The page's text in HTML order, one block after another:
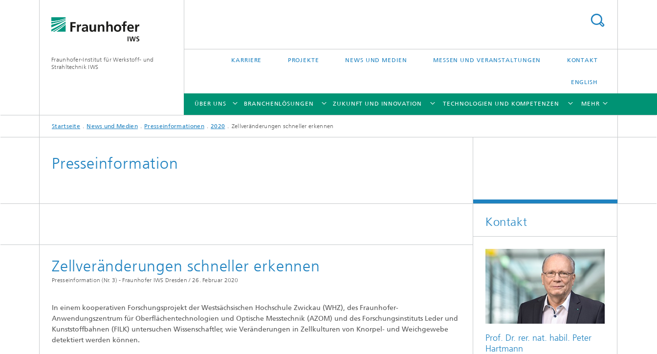
Fraunhofer-Institut für Werkstoff- und
Strahltechnik IWS
KARRIERE PROJEKTE NEWS UND MEDIEN MESSEN UND VERANSTALTUNGEN KONTAKT
ENGLISH
ÜBER UNS
ÜBER UNS
BRANCHENLÖSUNGEN
BRANCHENLÖSUNGEN
ZUKUNFT UND INNOVATION
ZUKUNFT UND INNOVATION
TECHNOLOGIEN UND KOMPETENZEN
TECHNOLOGIEN UND KOMPETENZEN
Reaktive Multischichten
PVD-Schichten
Tribologische Systeme
Pulverbettverfahren und Drucken
Datenmanagement
Laserschweißen
Kleben und Faserverbundtechnik
High-Speed-Laserbearbeitung
Laserschneiden
MEHR
Startseite News und Medien Presseinformationen 2020 Zellveränderungen schneller erkennen
Presseinformation
Zellveränderungen schneller erkennen
Presseinformation (Nr. 3) - Fraunhofer IWS Dresden / 26. Februar 2020
In einem kooperativen Forschungsprojekt der Westsächsischen Hochschule Zwickau (WHZ), des Fraunhofer-
Anwendungszentrum für Oberflächentechnologien und Optische Messtechnik (AZOM) und des Forschungsinstituts Leder und
Kunststoffbahnen (FILK) untersuchen Wissenschaftler, wie Veränderungen in Zellkulturen von Knorpel- und Weichgewebe
detektiert werden können.
Kontakt
Prof. Dr. rer. nat. habil. Peter
Hartmann